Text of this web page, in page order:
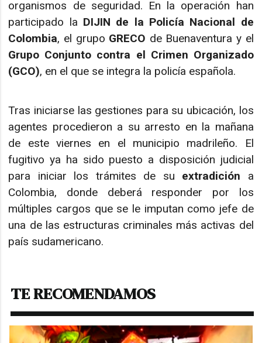
organismos de seguridad. En la operación han
participado la DIJIN de la Policía Nacional de
Colombia, el grupo GRECO de Buenaventura y el
Grupo Conjunto contra el Crimen Organizado
(GCO), en el que se integra la policía española.
Tras iniciarse las gestiones para su ubicación, los
agentes procedieron a su arresto en la mañana
de este viernes en el municipio madrileño. El
fugitivo ya ha sido puesto a disposición judicial
para iniciar los trámites de su extradición a
Colombia, donde deberá responder por los
múltiples cargos que se le imputan como jefe de
una de las estructuras criminales más activas del
país sudamericano.
TE RECOMENDAMOS